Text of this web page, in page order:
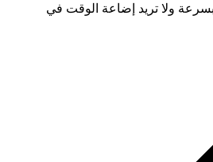
ولا تريد إضاعة الوقت في